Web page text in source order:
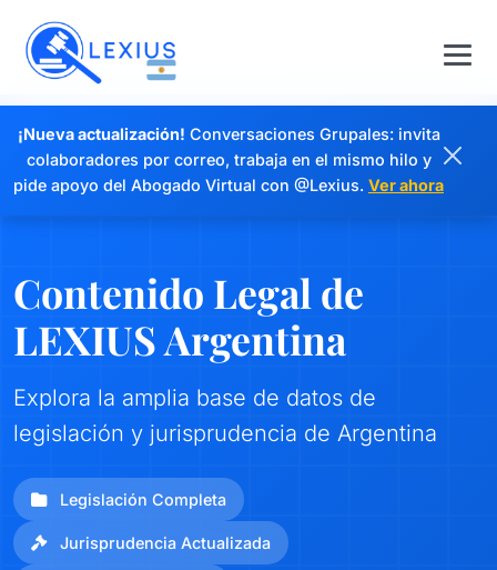
¡Nueva actualización! Conversaciones Grupales: invita
colaboradores por correo, trabaja en el mismo hilo y
pide apoyo del Abogado Virtual con @Lexius. Ver ahora
Contenido Legal de
LEXIUS Argentina
Explora la amplia base de datos de
legislación y jurisprudencia de Argentina
Legislación Completa
Jurisprudencia Actualizada